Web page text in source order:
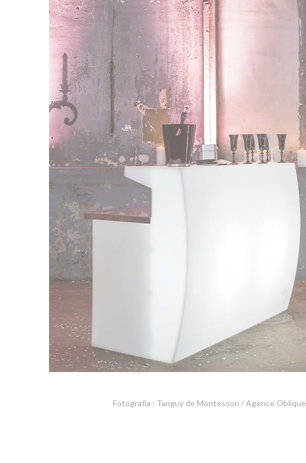
Fotografía : Tanguy de Montesson / Agence Oblique